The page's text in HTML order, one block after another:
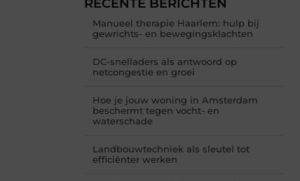
RECENTE BERICHTEN
Manueel therapie Haarlem: hulp bij
gewrichts- en bewegingsklachten
DC-snelladers als antwoord op
netcongestie en groei
Hoe je jouw woning in Amsterdam
beschermt tegen vocht- en
waterschade
Landbouwtechniek als sleutel tot
efficiënter werken